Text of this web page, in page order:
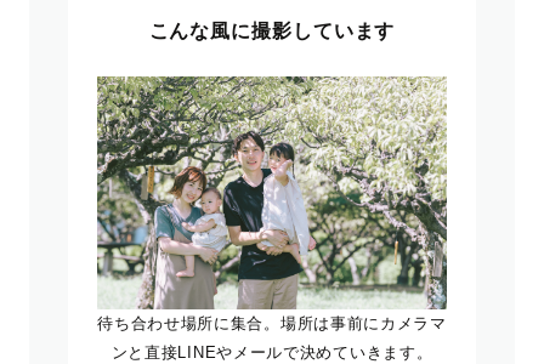
こんな風に撮影しています
待ち合わせ場所に集合。場所は事前にカメラマ
ンと直接LINEやメールで決めていきます。